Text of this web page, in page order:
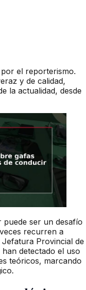
el reporterismo.
y de calidad,
la actualidad, desde
ser un desafío
recurren a
Provincial de
detectado el uso
teóricos, marcando